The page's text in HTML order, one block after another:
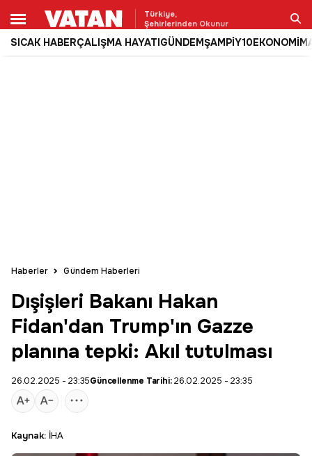
Türkiye,
Şehirlerinden Okunur
SICAK HABERÇALIŞMA HAYATIGÜNDEMŞAMPİY10EKONOMİ
Ara
Haberler Gündem Haberleri
Dışişleri Bakanı Hakan
Fidan'dan Trump'ın Gazze
planına tepki: Akıl tutulması
26.02.2025 - 23:35Güncellenme Tarihi:26.02.2025 - 23:35
Kaynak: İHA